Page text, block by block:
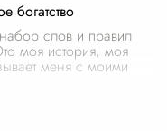
слов и правил
моя история, моя
меня с моими